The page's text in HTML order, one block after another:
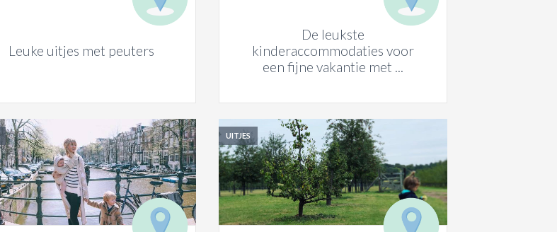
Leuke uitjes met peuters
De leukste
kinderaccommodaties voor
een fijne vakantie met ...
UITJES